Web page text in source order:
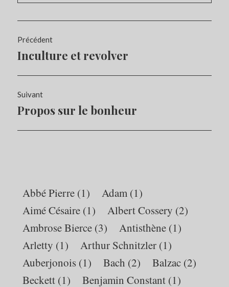
Navigation
de
l’article
Précédent
Article
Inculture et revolver
Suivant
Article
Propos sur le bonheur
Abbé Pierre (1) Adam (1)
Aimé Césaire (1) Albert Cossery (2)
Ambrose Bierce (3) Antisthène (1)
Arletty (1) Arthur Schnitzler (1)
Auberjonois (1) Bach (2) Balzac (2)
Beckett (1) Benjamin Constant (1)